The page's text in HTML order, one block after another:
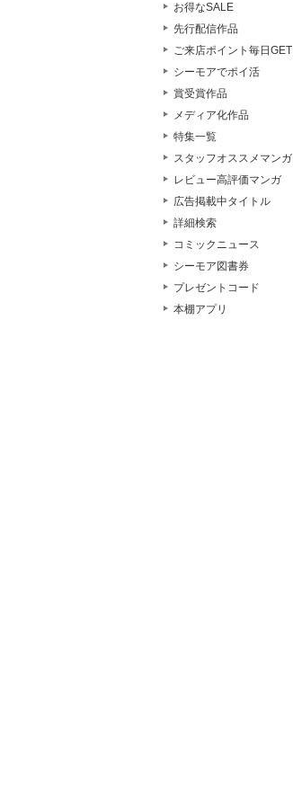
お得なSALE
先行配信作品
ご来店ポイント毎日GET
シーモアでポイ活
賞受賞作品
メディア化作品
特集一覧
スタッフオススメマンガ
レビュー高評価マンガ
広告掲載中タイトル
詳細検索
コミックニュース
シーモア図書券
プレゼントコード
本棚アプリ